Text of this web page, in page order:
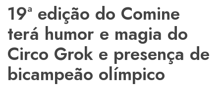
19ª edição do Comine
terá humor e magia do
Circo Grok e presença de
bicampeão olímpico